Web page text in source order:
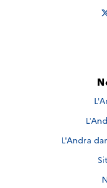
L'Andra